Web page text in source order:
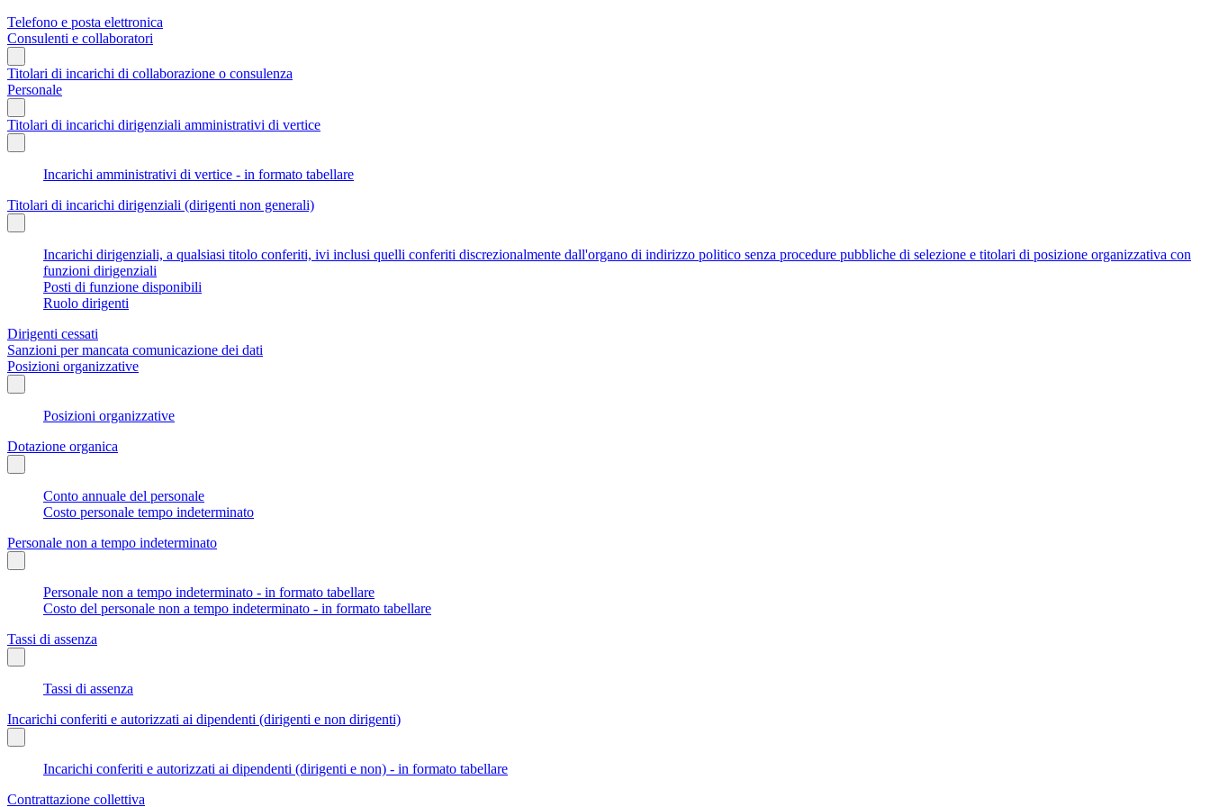
Telefono e posta elettronica
Consulenti e collaboratori
Titolari di incarichi di collaborazione o consulenza
Personale
Titolari di incarichi dirigenziali amministrativi di vertice
Incarichi amministrativi di vertice - in formato tabellare
Titolari di incarichi dirigenziali (dirigenti non generali)
Incarichi dirigenziali, a qualsiasi titolo conferiti, ivi inclusi quelli conferiti discrezionalmente dall'organo di indirizzo politico senza procedure pubbliche di selezione e titolari di posizione organizzativa con
funzioni dirigenziali
Posti di funzione disponibili
Ruolo dirigenti
Dirigenti cessati
Sanzioni per mancata comunicazione dei dati
Posizioni organizzative
Posizioni organizzative
Dotazione organica
Conto annuale del personale
Costo personale tempo indeterminato
Personale non a tempo indeterminato
Personale non a tempo indeterminato - in formato tabellare
Costo del personale non a tempo indeterminato - in formato tabellare
Tassi di assenza
Tassi di assenza
Incarichi conferiti e autorizzati ai dipendenti (dirigenti e non dirigenti)
Incarichi conferiti e autorizzati ai dipendenti (dirigenti e non) - in formato tabellare
Contrattazione collettiva